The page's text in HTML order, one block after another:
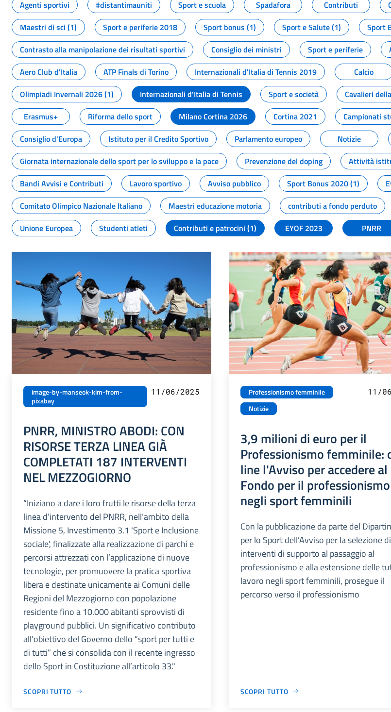
Agenti sportivi
#distantimauniti Sport e scuola Spadafora Contributi
Maestri di sci (1)
Sport e periferie 2018 Sport bonus (1) Sport e Salute (1) Sport
Contrasto alla manipolazione dei risultati sportivi
Consiglio dei ministri Sport e periferie
Aero Club d'Italia
ATP Finals di Torino Internazionali d'Italia di Tennis 2019 Calcio
Olimpiadi Invernali 2026 (1)
Internazionali d'Italia di Tennis Sport e società Cavalieri
Erasmus+
Riforma dello sport Milano Cortina 2026 Cortina 2021 Campionati
Consiglio d'Europa
Istituto per il Credito Sportivo Parlamento europeo Notizie
Giornata internazionale dello sport per lo sviluppo e la pace
Prevenzione del doping Attività
Bandi Avvisi e Contributi
Lavoro sportivo Avviso pubblico Sport Bonus 2020 (1)
Comitato Olimpico Nazionale Italiano
Maestri educazione motoria contributi a fondo perduto
Unione Europea
Studenti atleti Contributi e patrocini (1) EYOF 2023 PNRR
image-by-manseok-kim-from-
pixabay
11/06/2025
PNRR, MINISTRO ABODI: CON
RISORSE TERZA LINEA GIÀ
COMPLETATI 187 INTERVENTI
NEL MEZZOGIORNO
“Iniziano a dare i loro frutti le risorse della terza
linea d’intervento del PNRR, nell’ambito della
Missione 5, Investimento 3.1 'Sport e Inclusione
sociale', finalizzate alla realizzazione di parchi e
percorsi attrezzati con l’applicazione di nuove
tecnologie, per promuovere la pratica sportiva
libera e destinate unicamente ai Comuni delle
Regioni del Mezzogiorno con popolazione
residente fino a 10.000 abitanti sprovvisti di
playground pubblici. Un significativo contributo
all’obiettivo del Governo dello “sport per tutti e
di tutti” che si consolida con il recente ingresso
dello Sport in Costituzione all’articolo 33."
SCOPRI TUTTO
Professionismo femminile
Notizie
11/
3,9 milioni di euro per il
Professionismo femminile:
line l'Avviso per accedere al
Fondo per il professionismo
negli sport femminili
Con la pubblicazione da parte del
per lo Sport dell’Avviso per la selezione di
interventi di supporto al passaggio al
professionismo e alla estensione delle
lavoro negli sport femminili, prosegue il
percorso verso il professionismo
SCOPRI TUTTO